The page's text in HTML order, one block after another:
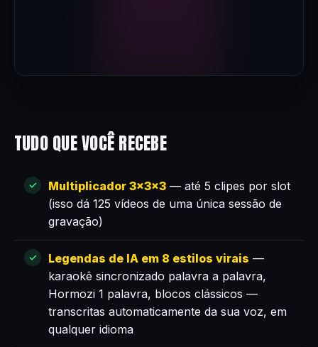
TUDO QUE VOCÊ RECEBE
Multiplicador 3×3×3 — até 5 clipes por slot
(isso dá 125 vídeos de uma única sessão de
gravação)
Legendas de IA em 8 estilos virais —
karaokê sincronizado palavra a palavra,
Hormozi 1 palavra, blocos clássicos —
transcritas automaticamente da sua voz, em
qualquer idioma